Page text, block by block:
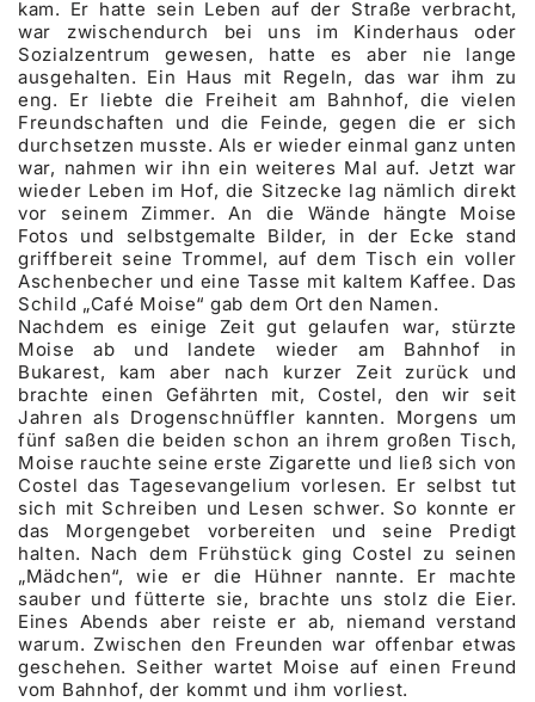
kam. Er hatte sein Leben auf der Straße verbracht,
war zwischendurch bei uns im Kinderhaus oder
Sozialzentrum gewesen, hatte es aber nie lange
ausgehalten. Ein Haus mit Regeln, das war ihm zu
eng. Er liebte die Freiheit am Bahnhof, die vielen
Freundschaften und die Feinde, gegen die er sich
durchsetzen musste. Als er wieder einmal ganz unten
war, nahmen wir ihn ein weiteres Mal auf. Jetzt war
wieder Leben im Hof, die Sitzecke lag nämlich direkt
vor seinem Zimmer. An die Wände hängte Moise
Fotos und selbstgemalte Bilder, in der Ecke stand
griffbereit seine Trommel, auf dem Tisch ein voller
Aschenbecher und eine Tasse mit kaltem Kaffee. Das
Schild „Café Moise“ gab dem Ort den Namen.
Nachdem es einige Zeit gut gelaufen war, stürzte
Moise ab und landete wieder am Bahnhof in
Bukarest, kam aber nach kurzer Zeit zurück und
brachte einen Gefährten mit, Costel, den wir seit
Jahren als Drogenschnüffler kannten. Morgens um
fünf saßen die beiden schon an ihrem großen Tisch,
Moise rauchte seine erste Zigarette und ließ sich von
Costel das Tagesevangelium vorlesen. Er selbst tut
sich mit Schreiben und Lesen schwer. So konnte er
das Morgengebet vorbereiten und seine Predigt
halten. Nach dem Frühstück ging Costel zu seinen
„Mädchen“, wie er die Hühner nannte. Er machte
sauber und fütterte sie, brachte uns stolz die Eier.
Eines Abends aber reiste er ab, niemand verstand
warum. Zwischen den Freunden war offenbar etwas
geschehen. Seither wartet Moise auf einen Freund
vom Bahnhof, der kommt und ihm vorliest.